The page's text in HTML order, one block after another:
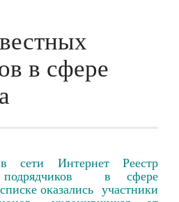
в сфере
сети Интернет Реестр
подрядчиков в сфере
оказались участники